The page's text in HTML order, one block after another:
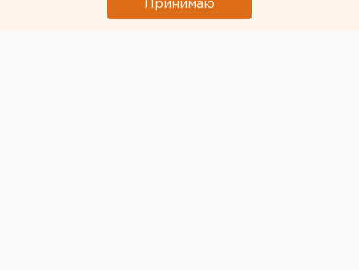
Приложение УБРиР возобновило работу
Принимаю